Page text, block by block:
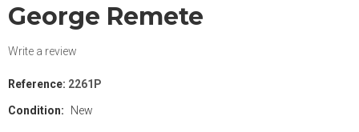
George Remete
Write a review
Reference: 2261P
Condition: New